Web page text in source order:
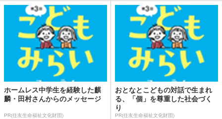
ホームレス中学生を経験した麒
麟・田村さんからのメッセージ
PR(住友生命福祉文化財団)
おとなとこどもの対話で生まれ
る、「個」を尊重した社会づく
り
PR(住友生命福祉文化財団)